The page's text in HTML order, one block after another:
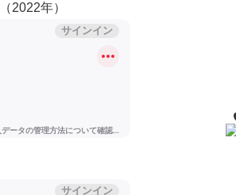
（2022年）